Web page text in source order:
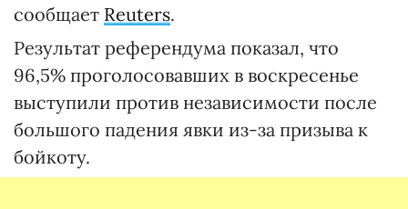
сообщает Reuters.
Результат референдума показал, что
96,5% проголосовавших в воскресенье
выступили против независимости после
большого падения явки из-за призыва к
бойкоту.